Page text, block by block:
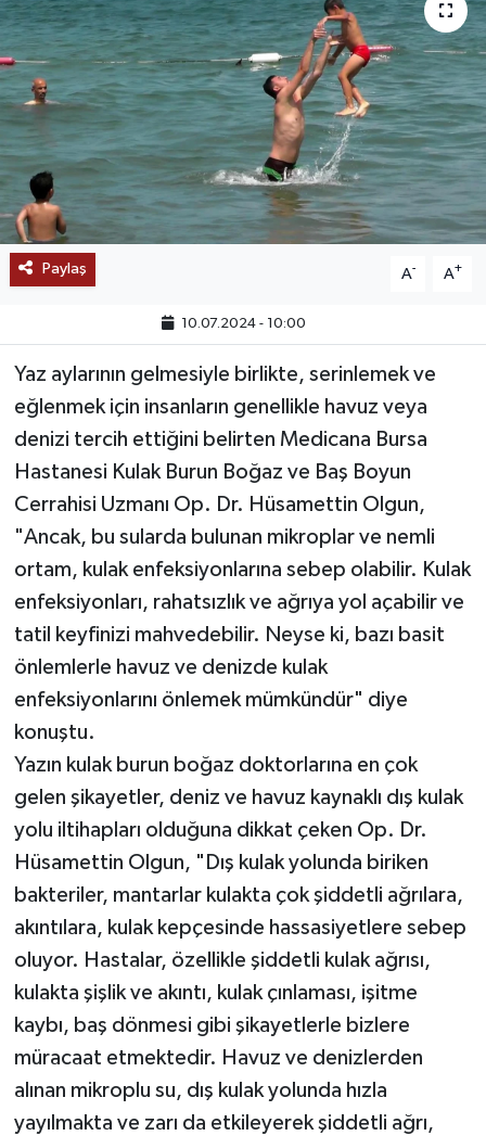
Paylaş A- A+
10.07.2024 - 10:00
Yaz aylarının gelmesiyle birlikte, serinlemek ve
eğlenmek için insanların genellikle havuz veya
denizi tercih ettiğini belirten Medicana Bursa
Hastanesi Kulak Burun Boğaz ve Baş Boyun
Cerrahisi Uzmanı Op. Dr. Hüsamettin Olgun,
"Ancak, bu sularda bulunan mikroplar ve nemli
ortam, kulak enfeksiyonlarına sebep olabilir. Kulak
enfeksiyonları, rahatsızlık ve ağrıya yol açabilir ve
tatil keyfinizi mahvedebilir. Neyse ki, bazı basit
önlemlerle havuz ve denizde kulak
enfeksiyonlarını önlemek mümkündür" diye
konuştu.
Yazın kulak burun boğaz doktorlarına en çok
gelen şikayetler, deniz ve havuz kaynaklı dış kulak
yolu iltihapları olduğuna dikkat çeken Op. Dr.
Hüsamettin Olgun, "Dış kulak yolunda biriken
bakteriler, mantarlar kulakta çok şiddetli ağrılara,
akıntılara, kulak kepçesinde hassasiyetlere sebep
oluyor. Hastalar, özellikle şiddetli kulak ağrısı,
kulakta şişlik ve akıntı, kulak çınlaması, işitme
kaybı, baş dönmesi gibi şikayetlerle bizlere
müracaat etmektedir. Havuz ve denizlerden
alınan mikroplu su, dış kulak yolunda hızla
yayılmakta ve zarı da etkileyerek şiddetli ağrı,
BÖLGE
KEŞFET
POPÜLER
DÜNYA
TREND
OTOMOTİV
TEKNOLOJİ
KÜLTÜR SANAT